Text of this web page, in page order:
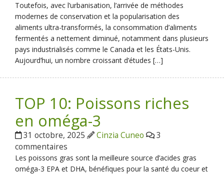
Toutefois, avec l’urbanisation, l’arrivée de méthodes
modernes de conservation et la popularisation des
aliments ultra-transformés, la consommation d’aliments
fermentés a nettement diminué, notamment dans plusieurs
pays industrialisés comme le Canada et les États-Unis.
Aujourd’hui, un nombre croissant d’études […]
TOP 10: Poissons riches
en oméga-3
31 octobre, 2025 Cinzia Cuneo
3
commentaires
Les poissons gras sont la meilleure source d’acides gras
oméga-3 EPA et DHA, bénéfiques pour la santé du coeur et